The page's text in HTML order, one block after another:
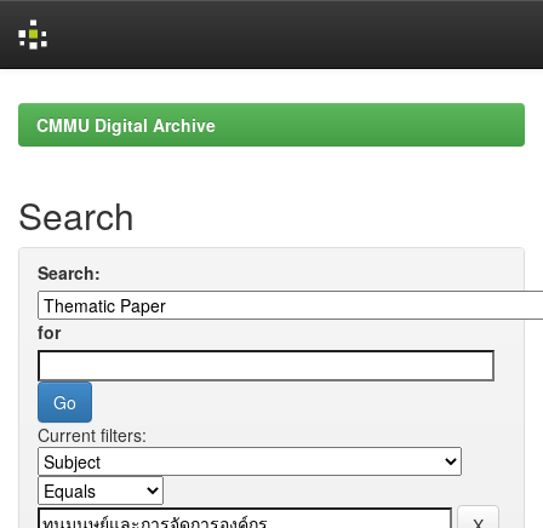
navigationCMMU Digital Archive
Search
Search:
for
Current filters: